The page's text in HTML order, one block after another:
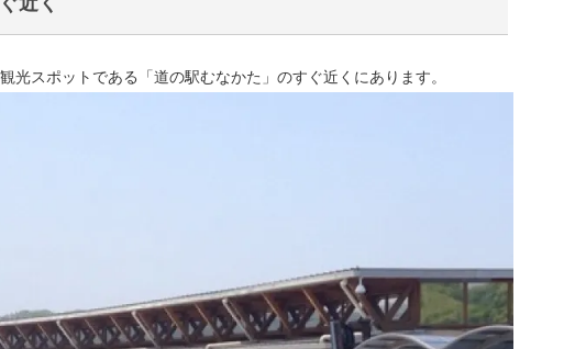
光スポットである「道の駅むなかた」のすぐ近くにあります。